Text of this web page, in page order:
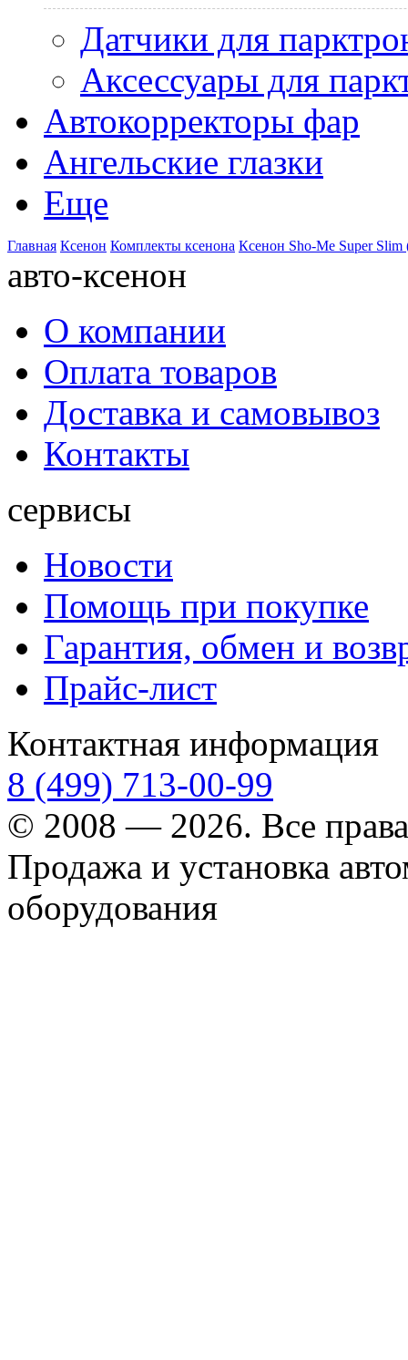
Датчики для
Аксессуары для
Автокорректоры фар
Ангельские глазки
Еще
Главная Ксенон Комплекты ксенона Ксенон Sho-Me Super
авто-ксенон
О компании
Оплата товаров
Доставка и самовывоз
Контакты
сервисы
Новости
Помощь при покупке
Гарантия, обмен и
Прайс-лист
Контактная информация
8 (499) 713-00-99
© 2008 — 2026. Все
Продажа и установка
оборудования